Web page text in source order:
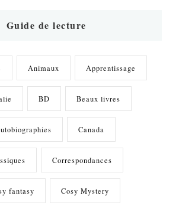
Guide de lecture
Animaux Apprentissage
BD Beaux livres
Canada
Correspondances
fantasy Cosy Mystery